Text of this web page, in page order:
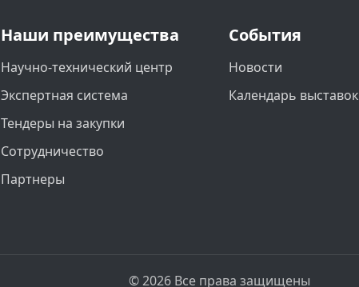
Наши преимущества
Научно-технический центр
Экспертная система
Тендеры на закупки
Сотрудничество
Партнеры
События
Новости
Календарь выставок
© 2026 Все права защищены